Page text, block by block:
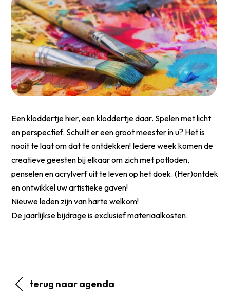
Een kloddertje hier, een kloddertje daar. Spelen met licht
en perspectief. Schuilt er een groot meester in u? Het is
nooit te laat om dat te ontdekken! Iedere week komen de
creatieve geesten bij elkaar om zich met potloden,
penselen en acrylverf uit te leven op het doek. (Her)ontdek
en ontwikkel uw artistieke gaven!
Nieuwe leden zijn van harte welkom!
De jaarlijkse bijdrage is exclusief materiaalkosten.
terug naar agenda